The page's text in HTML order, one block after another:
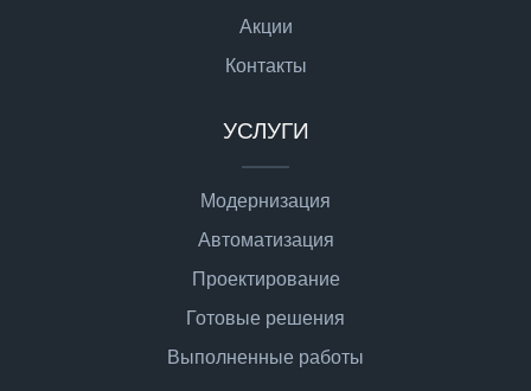
Акции
Контакты
УСЛУГИ
Модернизация
Автоматизация
Проектирование
Готовые решения
Выполненные работы